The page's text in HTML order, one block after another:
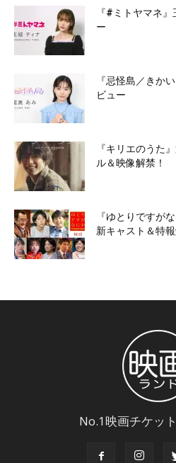
『#ミトヤマネ
ー
『忌怪島／きか
ビュー
『キリエのうた
ル＆映像解禁！
『ゆとりですが
新キャスト＆特
No.1映画チケッ